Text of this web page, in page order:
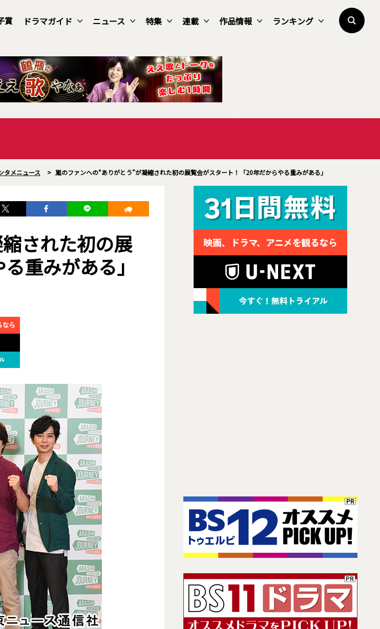
賞 ドラマガイド ニュース 特集 連載 作品情報 ランキング
タメニュース > 嵐のファンへの“ありがとう”が凝縮された初の展覧会がスタート！「20年だからやる重みがある」
された初の展
重みがある」